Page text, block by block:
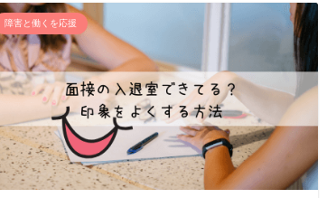
障害と働くを応援